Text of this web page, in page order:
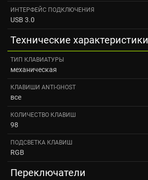
ИНТЕРФЕЙС ПОДКЛЮЧЕНИЯ
USB 3.0
Технические характеристики
ТИП КЛАВИАТУРЫ
механическая
КЛАВИШИ ANTI-GHOST
все
КОЛИЧЕСТВО КЛАВИШ
98
ПОДСВЕТКА КЛАВИШ
RGB
Переключатели